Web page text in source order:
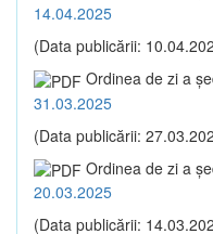
14.04.2025
(Data publicării:
Ordinea de zi a
31.03.2025
(Data publicării:
Ordinea de zi a
20.03.2025
(Data publicării: